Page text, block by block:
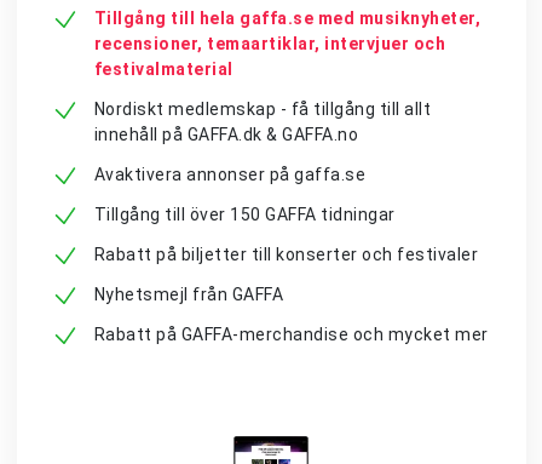
Tillgång till hela gaffa.se med musiknyheter,
recensioner, temaartiklar, intervjuer och
festivalmaterial
Nordiskt medlemskap - få tillgång till allt
innehåll på GAFFA.dk & GAFFA.no
Avaktivera annonser på gaffa.se
Tillgång till över 150 GAFFA tidningar
Rabatt på biljetter till konserter och festivaler
Nyhetsmejl från GAFFA
Rabatt på GAFFA-merchandise och mycket mer